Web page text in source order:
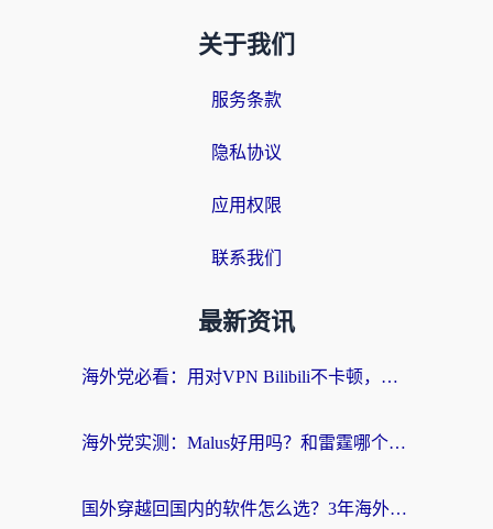
关于我们
服务条款
隐私协议
应用权限
联系我们
最新资讯
海外党必看：用对VPN Bilibili不卡顿，英国玩国内游戏也丝滑——2026回国加速器选择指南
海外党实测：Malus好用吗？和雷霆哪个好？+ 3款热门加速器深度对比
国外穿越回国内的软件怎么选？3年海外党亲测实用指南，告别地域限制